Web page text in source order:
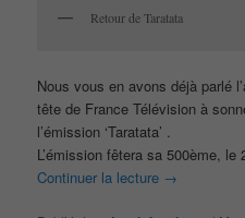
Retour de Taratata
Nous vous en avons déjà parlé
tête de France Télévision à
l’émission ‘Taratata’ .
L’émission fêtera sa 500ème,
Continuer la lecture →